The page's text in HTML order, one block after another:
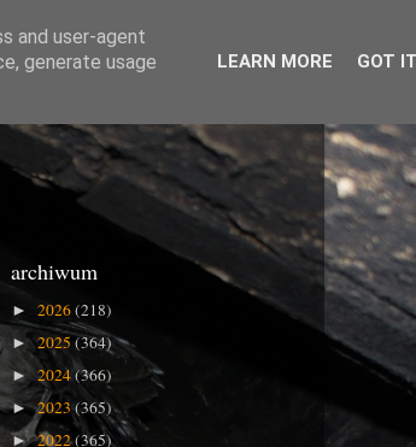
archiwum
► 2026(218)
►2025(364)
► 2024(366)
►2023(365)
►2022(365)
and user-agent
generate usage
LEARN MORE GOT IT